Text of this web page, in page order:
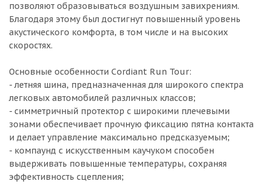
позволяют образовываться воздушным завихрениям.
Благодаря этому был достигнут повышенный уровень
акустического комфорта, в том числе и на высоких
скоростях.
Основные особенности Cordiant Run Tour:
- летняя шина, предназначенная для широкого спектра
легковых автомобилей различных классов;
- симметричный протектор с широкими плечевыми
зонами обеспечивает прочную фиксацию пятна контакта
и делает управление максимально предсказуемым;
- компаунд с искусственным каучуком способен
выдерживать повышенные температуры, сохраняя
эффективность сцепления;